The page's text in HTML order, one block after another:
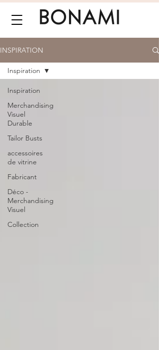
INSPIRATION
Inspiration
Merchandising
Visuel
Durable
Tailor Busts
accessoires
de vitrine
Fabricant
Déco -
Merchandising
Visuel
Collection
Inspiration